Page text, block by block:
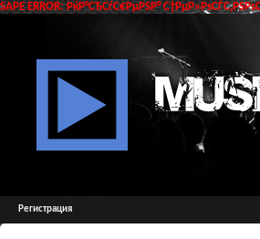
SAPE ERROR: РќР°СЂСѓС€РµРЅР°
Регистрация